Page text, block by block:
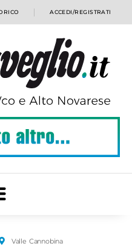
ACCEDI/REGISTRATI
Valle Cannobina